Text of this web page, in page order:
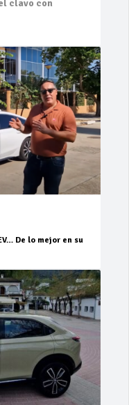
clavo con
De lo mejor en su